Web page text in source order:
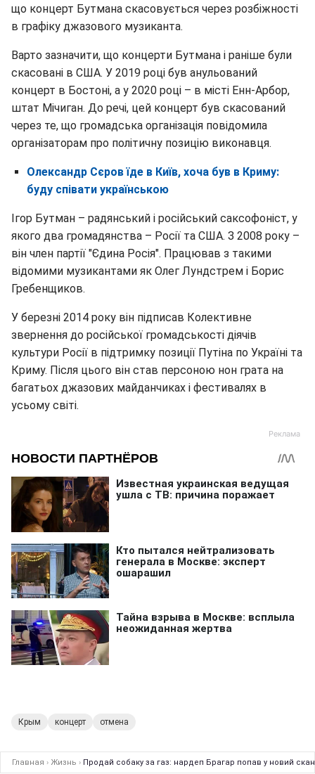
що концерт Бутмана скасовується через розбіжності
в графіку джазового музиканта.
Варто зазначити, що концерти Бутмана і раніше були
скасовані в США. У 2019 році був анульований
концерт в Бостоні, а у 2020 році – в місті Енн-Арбор,
штат Мічиган. До речі, цей концерт був скасований
через те, що громадська організація повідомила
організаторам про політичну позицію виконавця.
Олександр Сєров їде в Київ, хоча був в Криму:
буду співати українською
Ігор Бутман – радянський і російський саксофоніст, у
якого два громадянства – Росії та США. З 2008 року –
він член партії "Єдина Росія". Працював з такими
відомими музикантами як Олег Лундстрем і Борис
Гребенщиков.
У березні 2014 року він підписав Колективне
звернення до російської громадськості діячів
культури Росії в підтримку позиції Путіна по Україні та
Криму. Після цього він став персоною нон грата на
багатьох джазових майданчиках і фестивалях в
усьому світі.
Крым концерт отмена
Главная › Жизнь › Продай собаку за газ: нардеп Брагар попав у новий